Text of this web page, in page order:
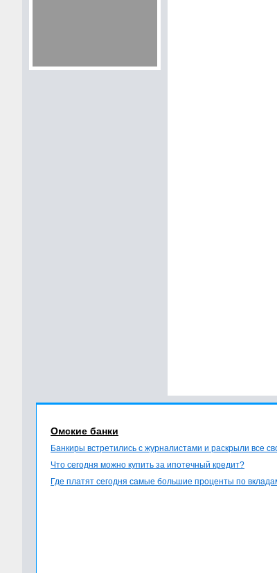
Омские банки
Банкиры встретились с журналистами и раскрыли все
Что сегодня можно купить за ипотечный кредит?
Где платят сегодня самые большие проценты по